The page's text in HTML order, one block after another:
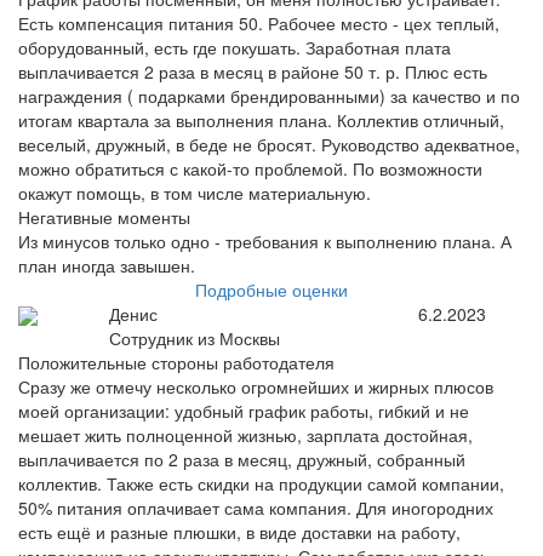
Есть компенсация питания 50. Рабочее место - цех теплый,
оборудованный, есть где покушать. Заработная плата
выплачивается 2 раза в месяц в районе 50 т. р. Плюс есть
награждения ( подарками брендированными) за качество и по
итогам квартала за выполнения плана. Коллектив отличный,
веселый, дружный, в беде не бросят. Руководство адекватное,
можно обратиться с какой-то проблемой. По возможности
окажут помощь, в том числе материальную.
Негативные моменты
Из минусов только одно - требования к выполнению плана. А
план иногда завышен.
Подробные оценки
Денис
Сотрудник из Москвы
6.2.2023
Положительные стороны работодателя
Сразу же отмечу несколько огромнейших и жирных плюсов
моей организации: удобный график работы, гибкий и не
мешает жить полноценной жизнью, зарплата достойная,
выплачивается по 2 раза в месяц, дружный, собранный
коллектив. Также есть скидки на продукции самой компании,
50% питания оплачивает сама компания. Для иногородних
есть ещё и разные плюшки, в виде доставки на работу,